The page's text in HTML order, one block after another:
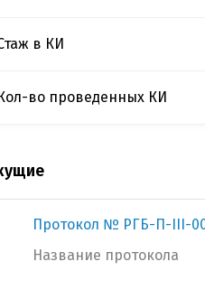
в КИ
во проведенных КИ
Протокол № РГБ-П-III-00-
Название протокола